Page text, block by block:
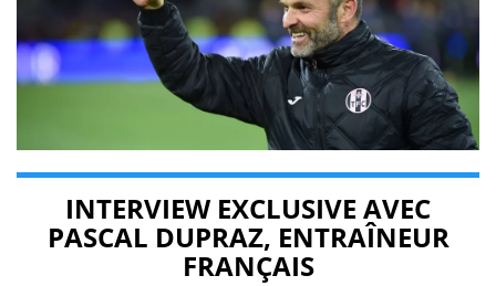
INTERVIEW EXCLUSIVE AVEC
PASCAL DUPRAZ, ENTRAÎNEUR
FRANÇAIS